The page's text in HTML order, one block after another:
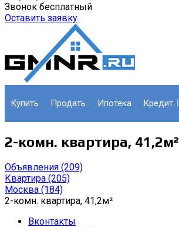
Звонок бесплатный
Оставить заявку
купить продать ипотека кредит
2-комн. квартира, 41,2м²
Объявления (209)
Квартира (205)
Москва (184)
2-комн. квартира, 41,2м²
Вконтакты